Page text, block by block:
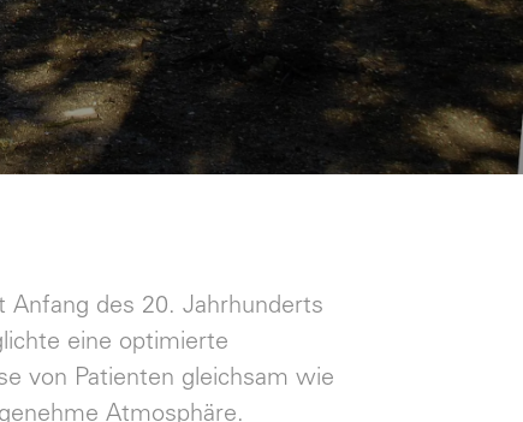
Anfang des 20. Jahrhunderts
eine optimierte
von Patienten gleichsam wie
Atmosphäre.